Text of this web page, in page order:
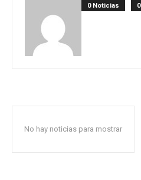
0 Noticias
No hay noticias para mostrar